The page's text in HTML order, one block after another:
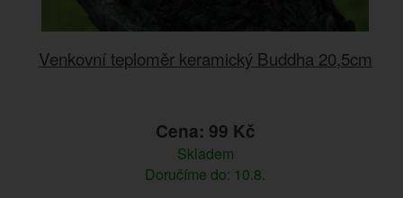
Venkovní teploměr keramický Buddha 20,5cm
Cena: 99 Kč
Skladem
Doručíme do: 10.8.